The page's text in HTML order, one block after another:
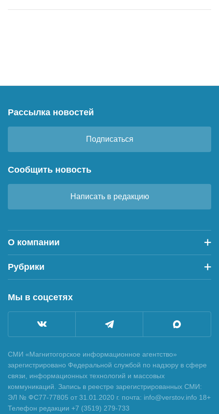
Рассылка новостей
Подписаться
Сообщить новость
Написать в редакцию
О компании
Рубрики
Мы в соцсетях
СМИ «Магнитогорское информационное агентство»
зарегистрировано Федеральной службой по надзору в сфере
связи, информационных технологий и массовых
коммуникаций. Запись в реестре зарегистрированных СМИ:
ЭЛ № ФС77-77805 от 31.01.2020 г. почта: info@verstov.info 18+
Телефон редакции +7 (3519) 279-733